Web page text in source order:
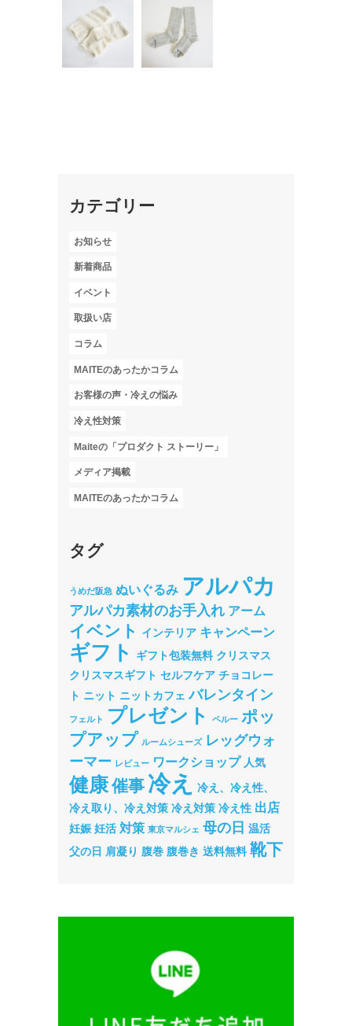
（25-27c
m）ゴムな
ししめつけ
アルパカ靴
下ペアセッ
ト（足底ふ
カテゴリー
お知らせ
新着商品
イベント
取扱い店
コラム
MAITEのあったかコラム
お客様の声・冷えの悩み
冷え性対策
Maiteの「プロダクト ストーリー」
メディア掲載
MAITEのあったかコラム
タグ
うめだ阪急 ぬいぐるみ アルパカ
アルパカ素材のお手入れ アーム
イベント インテリア キャンペーン
ギフト ギフト包装無料 クリスマス
クリスマスギフト セルフケア チョコレー
ト ニット ニットカフェ バレンタイン
フェルト プレゼント ペルー ポッ
プアップ ルームシューズ レッグウォ
ーマー レビュー ワークショップ 人気
健康催事 冷え
冷え、冷え性、
冷え取り、冷え対策 冷え対策 冷え性 出店
妊娠 妊活 対策 東京マルシェ 母の日 温活
父の日 肩凝り 腹巻 腹巻き 送料無料 靴下